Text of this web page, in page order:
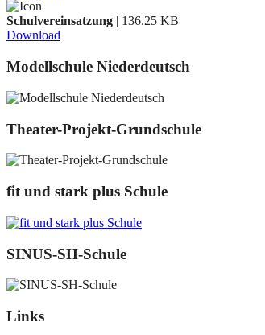
Schulvereinsatzung | 136.25 KB
Download
Modellschule Niederdeutsch
Theater-Projekt-Grundschule
fit und stark plus Schule
SINUS-SH-Schule
Links